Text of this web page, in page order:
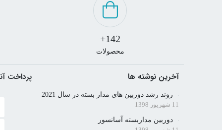
142+
محصولات
آخرین نوشته ها
روند رشد دوربین های مدار بسته در سال 2021
11 شهریور 1398
دوربین مداربسته آسانسور
پرداخت